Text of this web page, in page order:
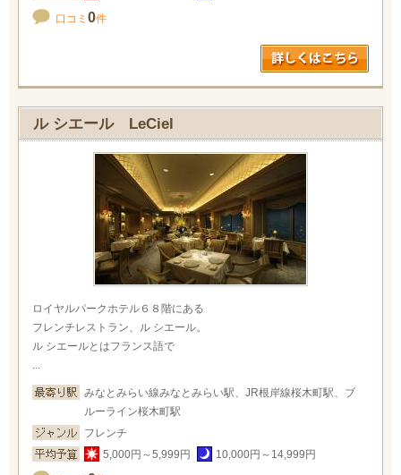
口コミ 0件
ル シエール LeCiel
ロイヤルパークホテル６８階にある
フレンチレストラン、ル シエール。
ル シエールとはフランス語で
...
みなとみらい線みなとみらい駅、JR根岸線桜木町駅、ブ
ルーライン桜木町駅
フレンチ
5,000円～5,999円
10,000円～14,999円